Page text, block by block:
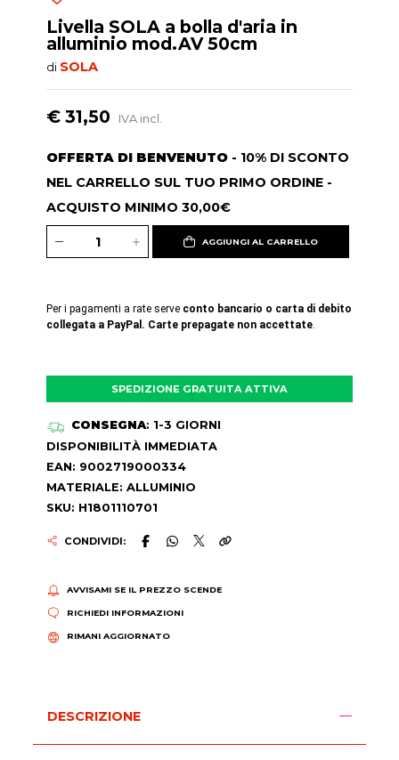
Livella SOLA a bolla d'aria in
alluminio mod.AV 50cm
di SOLA
€ 31,50 IVA incl.
OFFERTA DI BENVENUTO - 10% DI SCONTO
NEL CARRELLO SUL TUO PRIMO ORDINE -
ACQUISTO MINIMO 30,00€
AGGIUNGI AL CARRELLO
Per i pagamenti a rate serve conto bancario o carta di debito
collegata a PayPal. Carte prepagate non accettate.
SPEDIZIONE GRATUITA ATTIVA
CONSEGNA: 1-3 GIORNI
DISPONIBILITÀ IMMEDIATA
EAN: 9002719000334
MATERIALE: ALLUMINIO
SKU: H1801110701
CONDIVIDI:
AVVISAMI SE IL PREZZO SCENDE
RICHIEDI INFORMAZIONI
RIMANI AGGIORNATO
DESCRIZIONE